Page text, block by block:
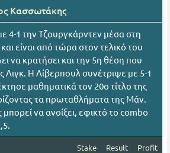
Κασσωτάκης
4-1 την Τζουργκάρντεν μέσα στη
είναι από τώρα στον τελικό του
να κρατήσει και την 5η θέση που
Λιγκ. Η Λίβερπουλ συνέτριψε με 5-1
μαθηματικά τον 20ο τίτλο της
τα πρωταθλήματα της Μάν.
μπορεί να ανοίξει, εφικτό το combo
Stake
Result
Profit